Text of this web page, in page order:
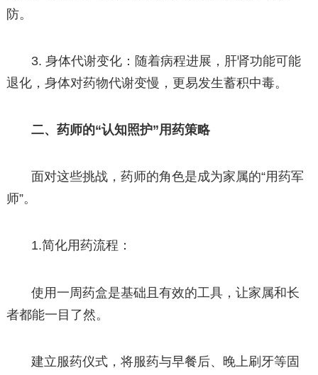
防。
3. 身体代谢变化：随着病程进展，肝肾功能可能
退化，身体对药物代谢变慢，更易发生蓄积中毒。
二、药师的“认知照护”用药策略
面对这些挑战，药师的角色是成为家属的“用药军
师”。
1.简化用药流程：
使用一周药盒是基础且有效的工具，让家属和长
者都能一目了然。
建立服药仪式，将服药与早餐后、晚上刷牙等固